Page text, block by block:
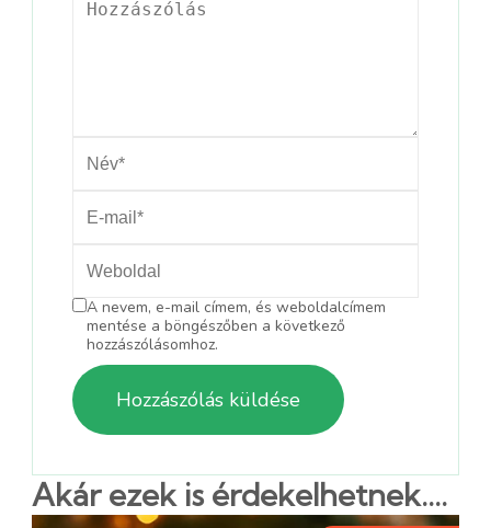
A nevem, e-mail címem, és weboldalcímem
mentése a böngészőben a következő
hozzászólásomhoz.
Akár ezek is érdekelhetnek....